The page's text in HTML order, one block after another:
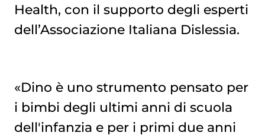
Health, con il supporto degli esperti
dell’Associazione Italiana Dislessia.
«Dino è uno strumento pensato per
i bimbi degli ultimi anni di scuola
dell'infanzia e per i primi due anni